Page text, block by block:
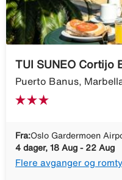
TUI SUNEO Cortijo
Puerto Banus,
Fra:Oslo Gardermoen
4 dager, 18 Aug - 22 Aug
Flere avganger og